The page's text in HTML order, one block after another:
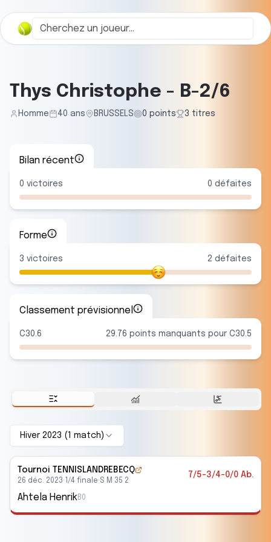
Thys Christophe - B-2/6
Homme 40 ans BRUSSELS 0 points 3 titres
Bilan récent
0 victoires 0 défaites
Forme
3 victoires 2 défaites
Classement prévisionnel
C30.6 29.76 points manquants pour C30.5
Hiver 2023 ( match )
Tournoi TENNISLANDREBECQ
26 déc. 2023· 1/4 finale·S M 35 2
7/5-3/4-0/0 Ab.
Ahtela HenrikB0